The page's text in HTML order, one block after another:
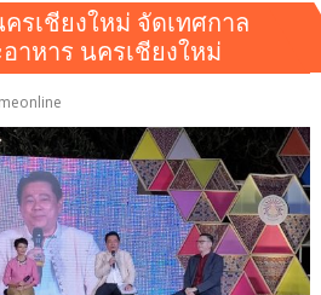
รเชียงใหม่ จัดเทศกาล
าหาร นครเชียงใหม่